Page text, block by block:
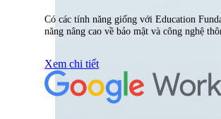
Có các tính năng giống với Education
năng nâng cao về bảo mật và công nghệ
Xem chi tiết